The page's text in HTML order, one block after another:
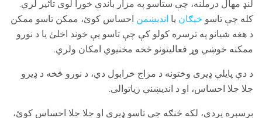
لنډ مهال درملنه، چې ستاسو په مزار باندې خورا لوی تاثیر لري.
کله چې تاسو خپګان یا اندیښمن احساس کوئ، ممکن تاسو ممکن
د هغه شیانو په ترسره کولو کې چې تاسو یې خوند اخلئ یا د نورو
ممکنه خوښي وړ فعالیتونو څخه مخنیوي امکان ولري.
د دې پایلې ډیری وختونه د مزاج خرابول دي، د نورو څخه د ډیرو
جلا جلا احساس، او د اندیښنې زیاتوالی.
برسېره پردې، لکه څنګه چې تاسو ډیری او جلا جلا احساس کوئ،